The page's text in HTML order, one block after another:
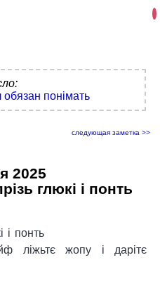
понімать
следующая заметка >>
2025
глюкі і понть
і понть
жопу і дарітє